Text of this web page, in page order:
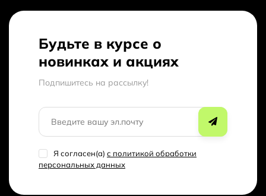
Будьте в курсе о
новинках и акциях
Подпишитесь на рассылкy!
Я согласен(a) с политикой обработки
персональных данных